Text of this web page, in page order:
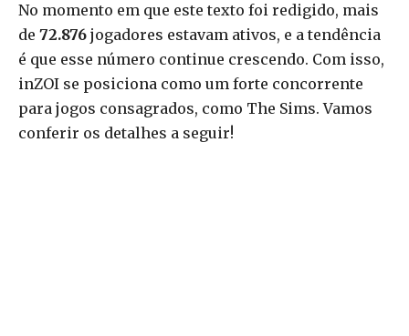
No momento em que este texto foi redigido, mais
de 72.876 jogadores estavam ativos, e a tendência
é que esse número continue crescendo. Com isso,
inZOI se posiciona como um forte concorrente
para jogos consagrados, como The Sims. Vamos
conferir os detalhes a seguir!